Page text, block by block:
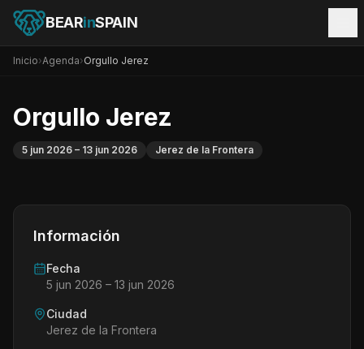
BEARinSPAIN
Inicio›Agenda›Orgullo Jerez
Orgullo Jerez
5 jun 2026 – 13 jun 2026 Jerez de la Frontera
Información
Fecha
5 jun 2026 – 13 jun 2026
Ciudad
Jerez de la Frontera